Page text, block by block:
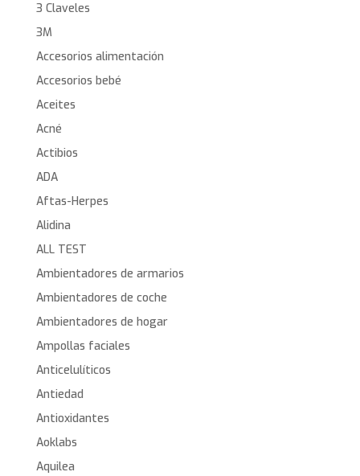
3 Claveles
3M
Accesorios alimentación
Accesorios bebé
Aceites
Acné
Actibios
ADA
Aftas-Herpes
Alidina
ALL TEST
Ambientadores de armarios
Ambientadores de coche
Ambientadores de hogar
Ampollas faciales
Anticelulíticos
Antiedad
Antioxidantes
Aoklabs
Aquilea